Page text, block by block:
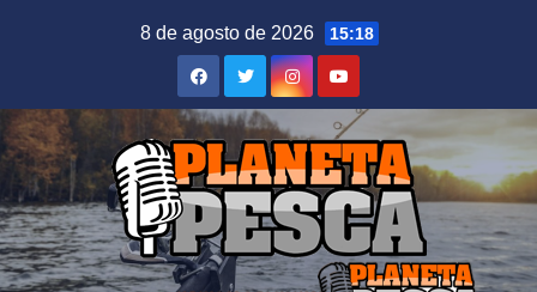
8 de agosto de 2026 15:18